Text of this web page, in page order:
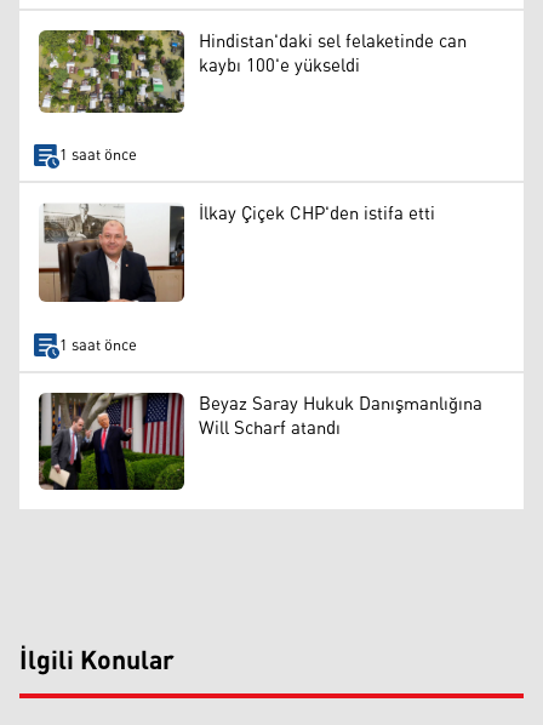
Hindistan'daki sel felaketinde can
kaybı 100'e yükseldi
1 saat önce
İlkay Çiçek CHP'den istifa etti
1 saat önce
Beyaz Saray Hukuk Danışmanlığına
Will Scharf atandı
İlgili Konular